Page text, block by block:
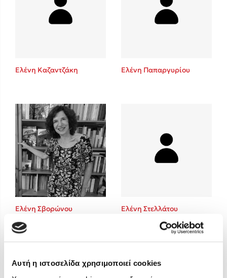
Αυτή η ιστοσελίδα χρησιμοποιεί cookies
Φυστίκι ΠουΚυλάει
Sebastian Fitzek
Κατρίνα Τσάνταλη
Lucinda Riley
Mimi Matthews
Benzamin Bécue
Rebecca Yarros
Teo Benedetti
Τζένη Κουτσοδημητροπούλου
Ali Hazelwood
Cori Doerrfeld
Pierdomenico Baccalario
Δανάη Ιμπραχήμ
Ελένη Καζαντζάκη Ελένη Παπαργυρίου
Ελένη Σβορώνου Ελένη Στελλάτου